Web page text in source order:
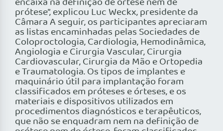
prótese”, explicou Luc Weckx, presidente da
Câmara A seguir, os participantes apreciaram
as listas encaminhadas pelas Sociedades de
Coloproctologia, Cardiologia, Hemodinâmica,
Angiologia e Cirurgia Vascular, Cirurgia
Cardiovascular, Cirurgia da Mão e Ortopedia
e Traumatologia. Os tipos de implantes e
maquinário útil para implantação foram
classificados em próteses e órteses, e os
materiais e dispositivos utilizados em
procedimentos diagnósticos e terapêuticos,
que não se enquadram nem na definição de